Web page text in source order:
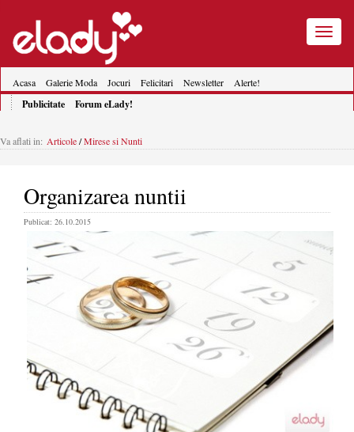
Toggle
Acasa Galerie Moda Jocuri Felicitari Newsletter Alerte!
Publicitate Forum eLady!
Va aflati in: Articole/Mirese si Nunti
Organizarea nuntii
Publicat: 26.10.2015